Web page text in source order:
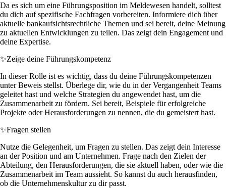
Da es sich um eine Führungsposition im Meldewesen handelt, solltest
du dich auf spezifische Fachfragen vorbereiten. Informiere dich über
aktuelle bankaufsichtsrechtliche Themen und sei bereit, deine Meinung
zu aktuellen Entwicklungen zu teilen. Das zeigt dein Engagement und
deine Expertise.
✨Zeige deine Führungskompetenz
In dieser Rolle ist es wichtig, dass du deine Führungskompetenzen
unter Beweis stellst. Überlege dir, wie du in der Vergangenheit Teams
geleitet hast und welche Strategien du angewendet hast, um die
Zusammenarbeit zu fördern. Sei bereit, Beispiele für erfolgreiche
Projekte oder Herausforderungen zu nennen, die du gemeistert hast.
✨Fragen stellen
Nutze die Gelegenheit, um Fragen zu stellen. Das zeigt dein Interesse
an der Position und am Unternehmen. Frage nach den Zielen der
Abteilung, den Herausforderungen, die sie aktuell haben, oder wie die
Zusammenarbeit im Team aussieht. So kannst du auch herausfinden,
ob die Unternehmenskultur zu dir passt.